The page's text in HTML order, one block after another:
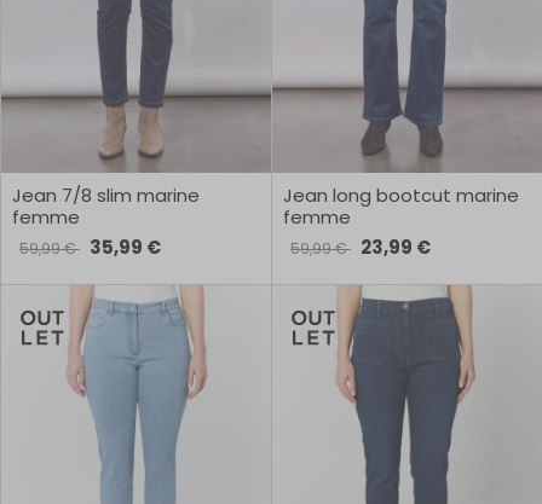
Jean 7/8 slim marine
femme
59,99 € 35,99 €
Jean long bootcut marine
femme
59,99 € 23,99 €